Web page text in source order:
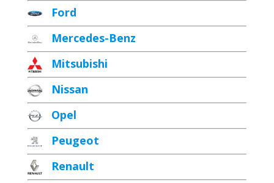
Ford
Mercedes-Benz
Mitsubishi
Nissan
Opel
Peugeot
Renault